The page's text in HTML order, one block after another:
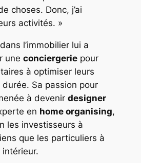
choses. Donc, j’ai
activités. »
l’immobilier lui a
une conciergeriepour
à optimiser leurs
Sa passion pour
à devenir designer
en home organising,
les investisseurs à
que les particuliers à